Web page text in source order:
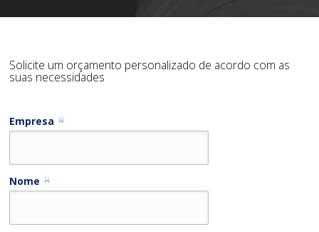
Solicite um orçamento personalizado de acordo com as
suas necessidades
Empresa
Nome